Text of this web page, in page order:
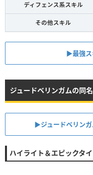
ディフェンス系スキル
その他スキル
▶︎最強ス
ジュードベリンガムの同
▶︎ジュードベリン
ハイライト＆エピックタ